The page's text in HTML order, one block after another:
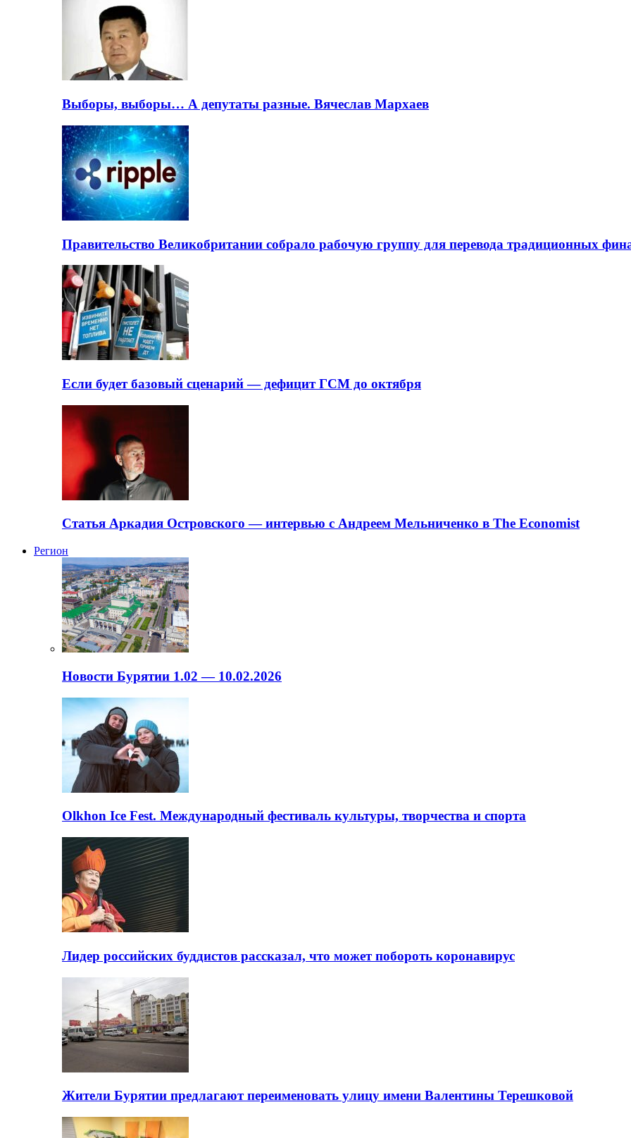
Выборы, выборы… А депутаты разные. Вячеслав Мархаев
Правительство Великобритании собрало рабочую группу для перевода традиционных
Если будет базовый сценарий — дефицит ГСМ до октября
Статья Аркадия Островского — интервью с Андреем Мельниченко в The Economist
Регион
Новости Бурятии 1.02 — 10.02.2026
Olkhon Ice Fest. Международный фестиваль культуры, творчества и спорта
Лидер российских буддистов рассказал, что может побороть коронавирус
Жители Бурятии предлагают переименовать улицу имени Валентины Терешковой